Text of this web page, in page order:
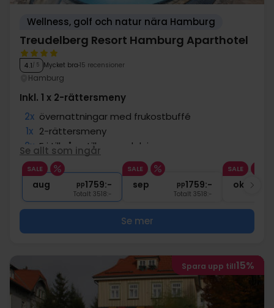
Wellness, golf och natur nära Hamburg
Treudelberg Resort Hamburg Aparthotel
4.1/ 5 Mycket bra 15 recensioner
Hamburg
Inkl. 1 x 2-rättersmeny
2x övernattningar med frukostbuffé
1x 2-rättersmeny
2x Fri tillgång till spaavdelningen
1x Tillgång till gym
∞ Gratis Wi-Fi
Se allt som ingår
SALE
aug pp1759:-
Totalt 3518:-
SALE
sep pp1759:-
Totalt 3518:-
SALE
okt
Se mer
Spara upp till15%